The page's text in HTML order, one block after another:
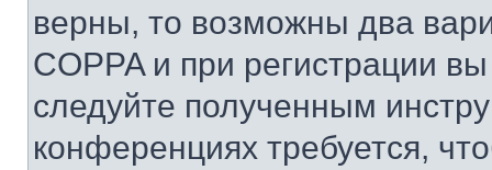
верны, то возможны два
COPPA и при регистрации
следуйте полученным
конференциях требуется,